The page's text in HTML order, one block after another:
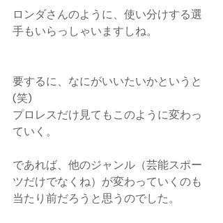
ロンダさんのように、使い分けする選
手もいらっしゃいますしね。
要するに、なにがいいたいかというと
(笑)
プロレスだけ見てもこのように変わっ
ていく。
であれば、他のジャンル（芸能スポー
ツだけでなくね）が変わっていくのも
当たり前だろうと思うのでした。